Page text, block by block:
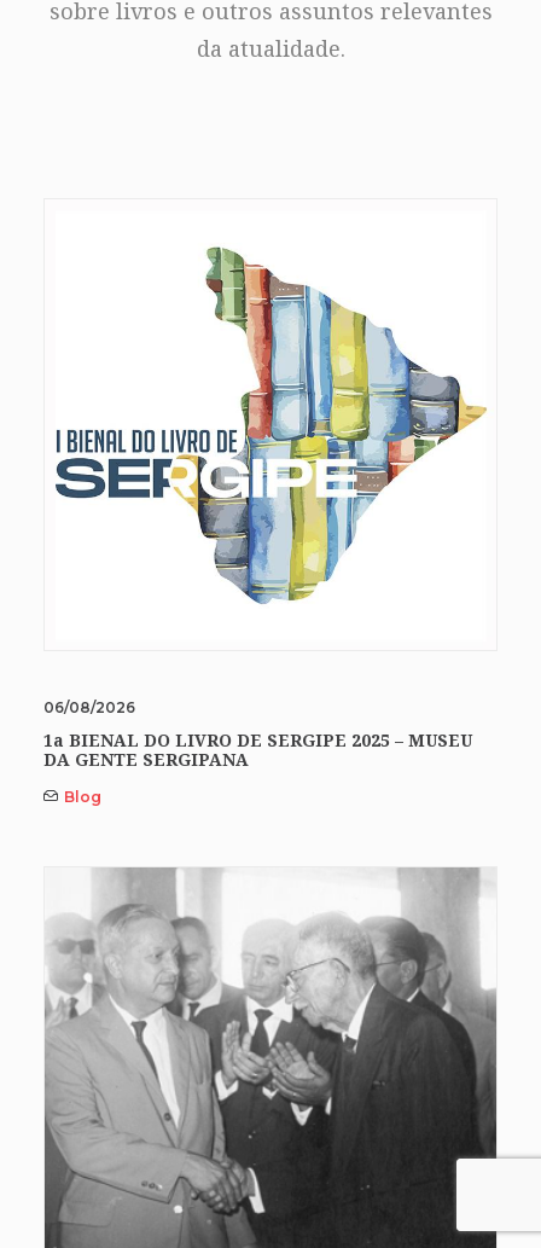
sobre livros e outros assuntos relevantes
da atualidade.
06/08/2026
1a BIENAL DO LIVRO DE SERGIPE 2025 – MUSEU
DA GENTE SERGIPANA
Blog